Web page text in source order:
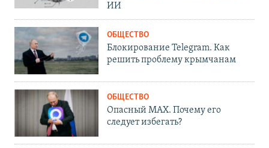
ИИ
ОБЩЕСТВО
Блокирование Telegram. Как
решить проблему крымчанам
ОБЩЕСТВО
Опасный MAX. Почему его
следует избегать?